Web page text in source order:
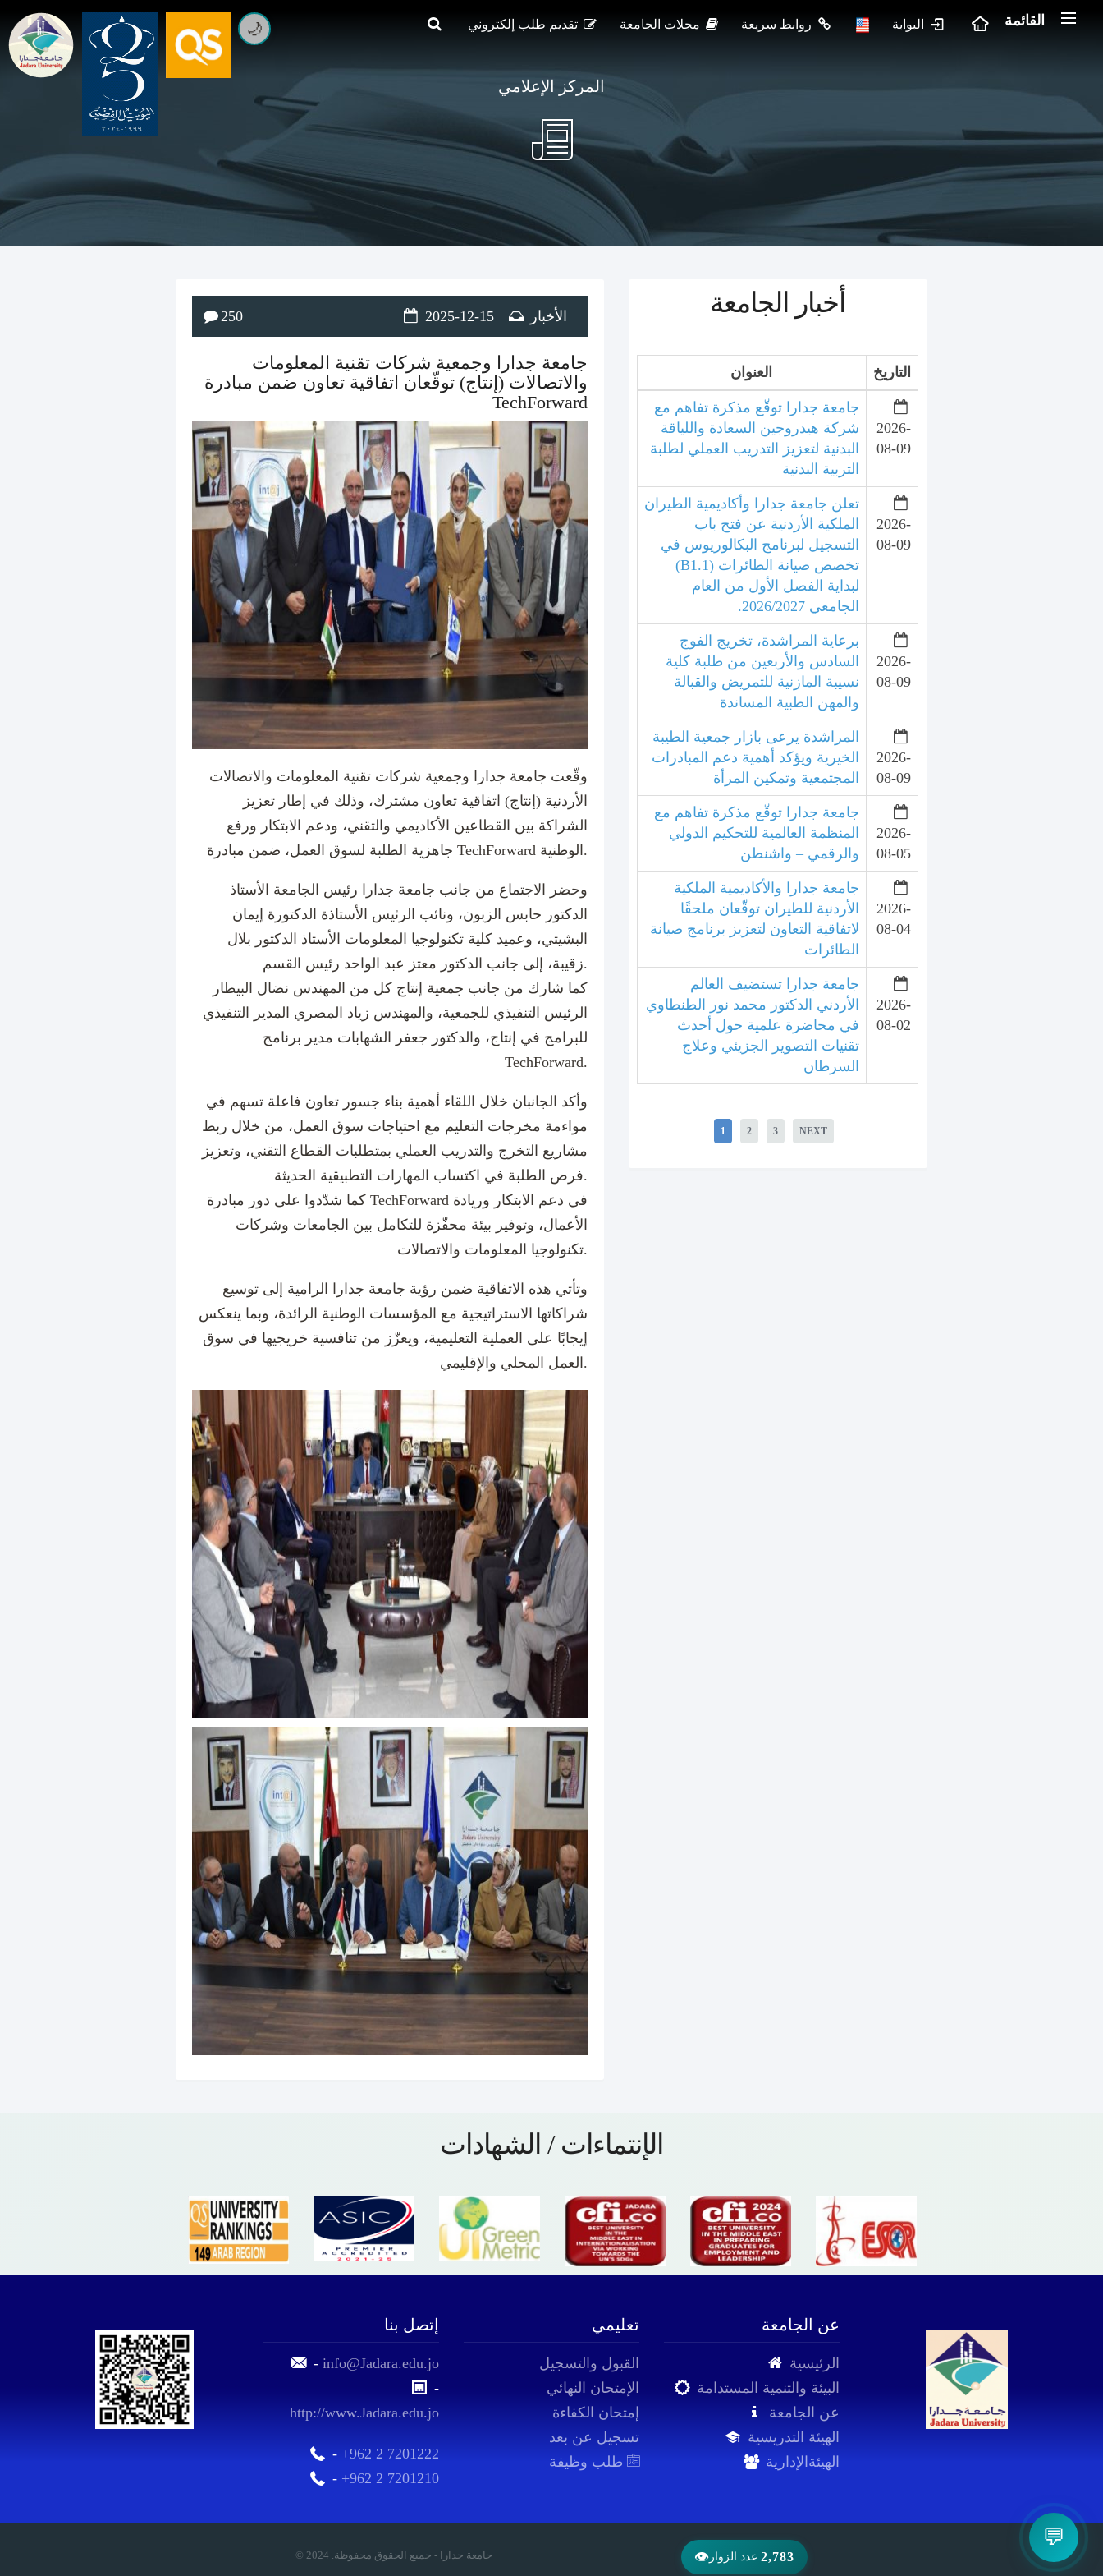
🌙 القائمة
المركز الإعلامي
2025-12-15 الأخبار 250
جامعة جدارا وجمعية شركات تقنية المعلومات
والاتصالات (إنتاج) توقّعان اتفاقية تعاون ضمن مبادرة
TechForward
وقّعت جامعة جدارا وجمعية شركات تقنية المعلومات والاتصالات
الأردنية (إنتاج) اتفاقية تعاون مشترك، وذلك في إطار تعزيز
الشراكة بين القطاعين الأكاديمي والتقني، ودعم الابتكار ورفع
جاهزية الطلبة لسوق العمل، ضمن مبادرة TechForward الوطنية.
وحضر الاجتماع من جانب جامعة جدارا رئيس الجامعة الأستاذ
الدكتور حابس الزبون، ونائب الرئيس الأستاذة الدكتورة إيمان
البشيتي، وعميد كلية تكنولوجيا المعلومات الأستاذ الدكتور بلال
زقيبة، إلى جانب الدكتور معتز عبد الواحد رئيس القسم.
كما شارك من جانب جمعية إنتاج كل من المهندس نضال البيطار
الرئيس التنفيذي للجمعية، والمهندس زياد المصري المدير التنفيذي
للبرامج في إنتاج، والدكتور جعفر الشهابات مدير برنامج
TechForward.
وأكد الجانبان خلال اللقاء أهمية بناء جسور تعاون فاعلة تسهم في
مواءمة مخرجات التعليم مع احتياجات سوق العمل، من خلال ربط
مشاريع التخرج والتدريب العملي بمتطلبات القطاع التقني، وتعزيز
فرص الطلبة في اكتساب المهارات التطبيقية الحديثة.
كما شدّدوا على دور مبادرة TechForward في دعم الابتكار وريادة
الأعمال، وتوفير بيئة محفّزة للتكامل بين الجامعات وشركات
تكنولوجيا المعلومات والاتصالات.
وتأتي هذه الاتفاقية ضمن رؤية جامعة جدارا الرامية إلى توسيع
شراكاتها الاستراتيجية مع المؤسسات الوطنية الرائدة، وبما ينعكس
إيجابًا على العملية التعليمية، ويعزّز من تنافسية خريجيها في سوق
العمل المحلي والإقليمي.
أخبار الجامعة
العنوان التاريخ
جامعة جدارا توقّع مذكرة تفاهم مع
شركة هيدروجين السعادة واللياقة
البدنية لتعزيز التدريب العملي لطلبة
التربية البدنية
2026-
08-09
تعلن جامعة جدارا وأكاديمية الطيران
الملكية الأردنية عن فتح باب
التسجيل لبرنامج البكالوريوس في
تخصص صيانة الطائرات (B1.1)
لبداية الفصل الأول من العام
الجامعي 2026/2027.
2026-
08-09
برعاية المراشدة، تخريج الفوج
السادس والأربعين من طلبة كلية
نسيبة المازنية للتمريض والقبالة
والمهن الطبية المساندة
2026-
08-09
المراشدة يرعى بازار جمعية الطيبة
الخيرية ويؤكد أهمية دعم المبادرات
المجتمعية وتمكين المرأة
2026-
08-09
جامعة جدارا توقّع مذكرة تفاهم مع
المنظمة العالمية للتحكيم الدولي
والرقمي – واشنطن
2026-
08-05
جامعة جدارا والأكاديمية الملكية
الأردنية للطيران توقّعان ملحقًا
لاتفاقية التعاون لتعزيز برنامج صيانة
الطائرات
2026-
08-04
جامعة جدارا تستضيف العالم
الأردني الدكتور محمد نور الطنطاوي
في محاضرة علمية حول أحدث
تقنيات التصوير الجزيئي وعلاج
السرطان
2026-
08-02
1 2 3 NEXT
الإنتماءات / الشهادات
إتصل بنا
-info@Jadara.edu.jo
-
http://www.Jadara.edu.jo
- +962 2 7201222
- +962 2 7201210
تعليمي
القبول والتسجيل
الإمتحان النهائي
إمتحان الكفاءة
تسجيل عن بعد
عن الجامعة
الرئيسية
البيئة والتنمية المستدامة
عن الجامعة
الهيئة التدريسية
الهيئةالإدارية
© 2024 .جامعة جدارا - جميع الحقوق محفوظة 👁 عدد الزوار:2,783
💬